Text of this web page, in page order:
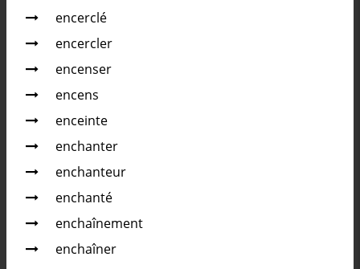
encerclé
encercler
encenser
encens
enceinte
enchanter
enchanteur
enchanté
enchaînement
enchaîner